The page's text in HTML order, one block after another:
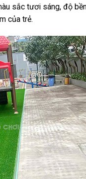
sắc tươi sáng, độ
của trẻ.